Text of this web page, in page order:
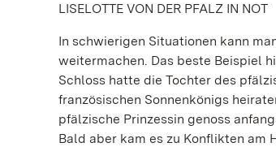
LISELOTTE VON DER PFALZ IN NOT
In schwierigen Situationen kann
weitermachen. Das beste Beispiel
Schloss hatte die Tochter des
französischen Sonnenkönigs
pfälzische Prinzessin genoss
Bald aber kam es zu Konflikten am